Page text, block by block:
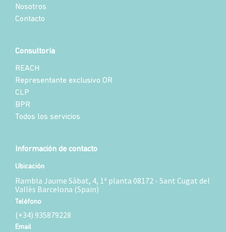
Nosotros
Contacto
Consultoría
REACH
Representante exclusivo OR
CLP
BPR
Todos los servicios
Información de contacto
Ubicación
Rambla Jaume Sàbat, 4, 1ª planta 08172 - Sant Cugat del
Vallès Barcelona (Spain)
Teléfono
(+34) 935879228
Email